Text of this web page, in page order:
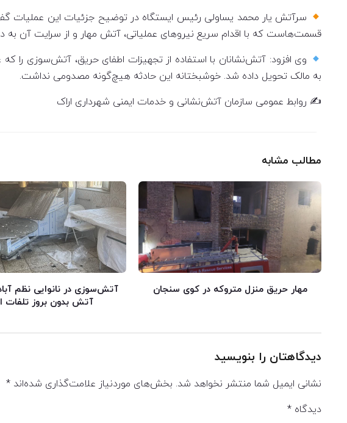
سرآتش یار محمد یساولی رئیس ایستگاه در توضیح جزئیات این
قسمت‌هاست که با اقدام سریع نیروهای عملیاتی، آتش مهار و از سرایت آن
وی افزود: آتش‌نشانان با استفاده از تجهیزات اطفای حریق، آتش‌سوزی را
به مالک تحویل داده شد. خوشبختانه این حادثه هیچ‌گونه مصدومی نداشت.
✍️ روابط عمومی سازمان آتش‌نشانی و خدمات ایمنی شهرداری اراک
مطالب مشابه
مهار حریق منزل متروکه در کوی سنجان
آتش‌سوزی در نانوایی نظم
آتش بدون بروز تلفات
دیدگاهتان را بنویسید
نشانی ایمیل شما منتشر نخواهد شد. بخش‌های موردنیاز علامت‌گذاری شده‌اند *
دیدگاه *